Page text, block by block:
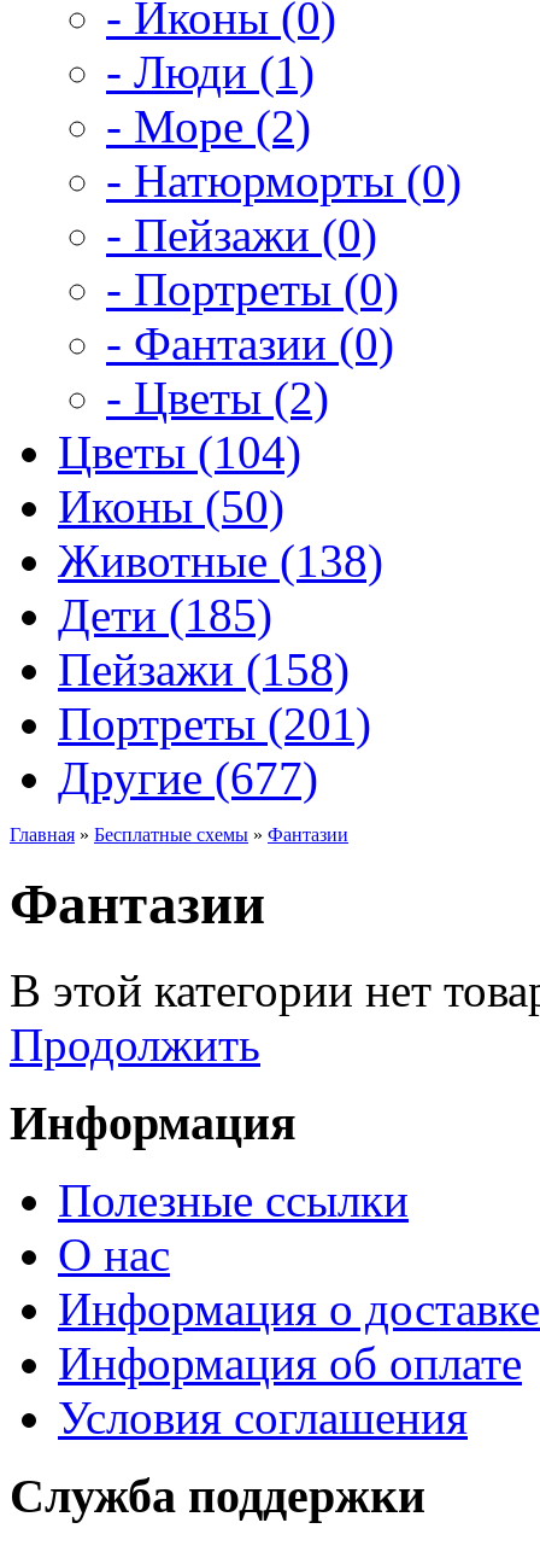
- Иконы (0)
- Люди (1)
- Море (2)
- Натюрморты (0)
- Пейзажи (0)
- Портреты (0)
- Фантазии (0)
- Цветы (2)
Цветы (104)
Иконы (50)
Животные (138)
Дети (185)
Пейзажи (158)
Портреты (201)
Другие (677)
Главная » Бесплатные схемы » Фантазии
Фантазии
В этой категории нет
Продолжить
Информация
Полезные ссылки
О нас
Информация о доставке
Информация об оплате
Условия соглашения
Служба поддержки